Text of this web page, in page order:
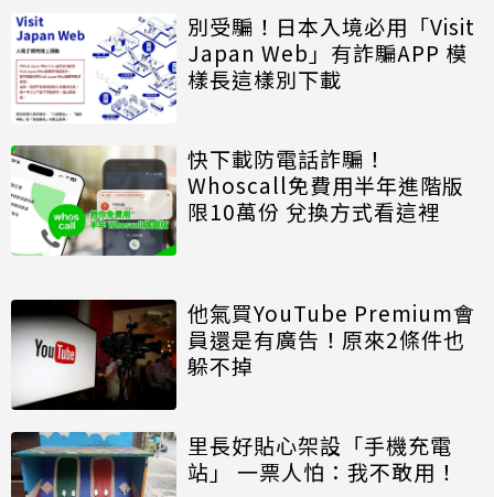
別受騙！日本入境必用「Visit
Japan Web」有詐騙APP 模
樣長這樣別下載
快下載防電話詐騙！
Whoscall免費用半年進階版
限10萬份 兌換方式看這裡
他氣買YouTube Premium會
員還是有廣告！原來2條件也
躲不掉
里長好貼心架設「手機充電
站」 一票人怕：我不敢用！